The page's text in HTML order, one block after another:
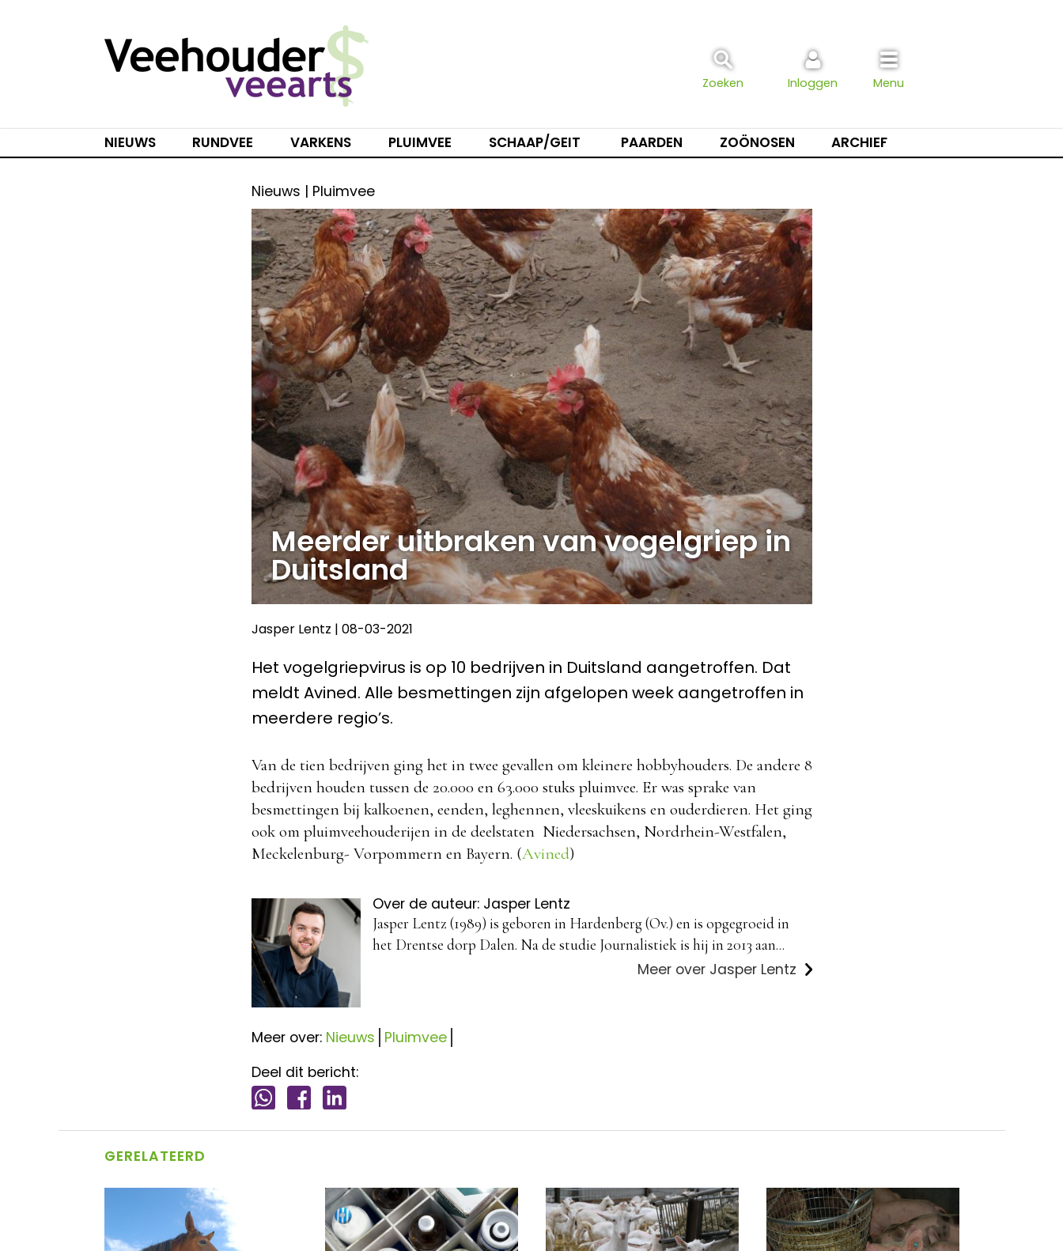
Zoeken Inloggen Menu
NIEUWS RUNDVEE VARKENS PLUIMVEE SCHAAP/GEIT PAARDEN ZOÖNOSEN ARCHIEF
Nieuws | Pluimvee
Meerder uitbraken van vogelgriep in
Duitsland
Jasper Lentz | 08-03-2021
Het vogelgriepvirus is op 10 bedrijven in Duitsland aangetroffen. Dat
meldt Avined. Alle besmettingen zijn afgelopen week aangetroffen in
meerdere regio’s.
Van de tien bedrijven ging het in twee gevallen om kleinere hobbyhouders. De andere 8
bedrijven houden tussen de 20.000 en 63.000 stuks pluimvee. Er was sprake van
besmettingen bij kalkoenen, eenden, leghennen, vleeskuikens en ouderdieren. Het ging
ook om pluimveehouderijen in de deelstaten Niedersachsen, Nordrhein-Westfalen,
Meckelenburg- Vorpommern en Bayern. (Avined)
Over de auteur: Jasper Lentz
Jasper Lentz (1989) is geboren in Hardenberg (Ov.) en is opgegroeid in
het Drentse dorp Dalen. Na de studie Journalistiek is hij in 2013 aan...
Meer over Jasper Lentz
Meer over: Nieuws Pluimvee
Deel dit bericht:
GERELATEERD